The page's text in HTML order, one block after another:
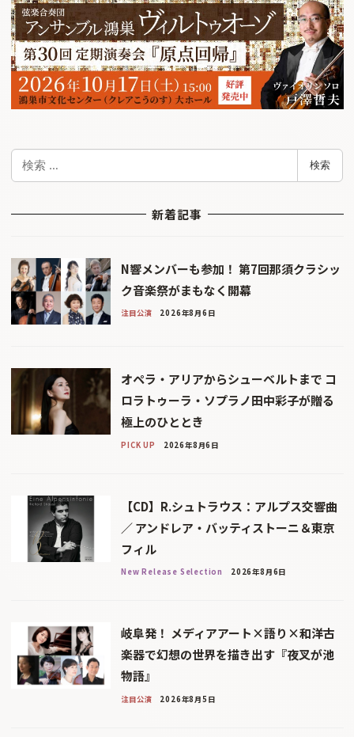
検
検索
新着記事
N響メンバーも参加！ 第7回那須クラシッ
ク音楽祭がまもなく開幕
注目公演 2026年8月6日
オペラ・アリアからシューベルトまで コ
ロラトゥーラ・ソプラノ田中彩子が贈る
極上のひととき
PICK UP 2026年8月6日
【CD】R.シュトラウス：アルプス交響曲
／ アンドレア・バッティストーニ＆東京
フィル
New Release Selection 2026年8月6日
岐阜発！ メディアアート×語り×和洋古
楽器で幻想の世界を描き出す『夜叉が池
物語』
注目公演 2026年8月5日